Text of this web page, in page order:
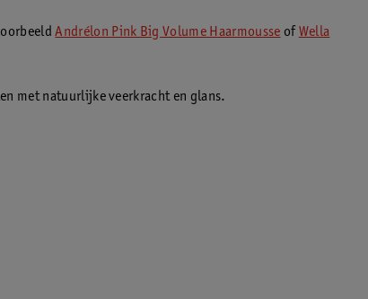
Andrélon Pink Big Volume Haarmousse of Wella
met natuurlijke veerkracht en glans.